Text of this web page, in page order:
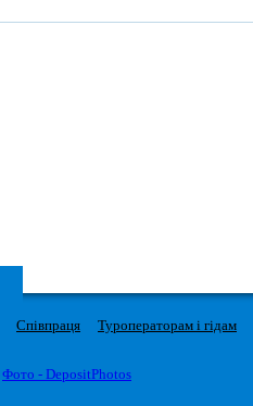
Співпраця Туроператорам і гідам
Фото - DepositPhotos